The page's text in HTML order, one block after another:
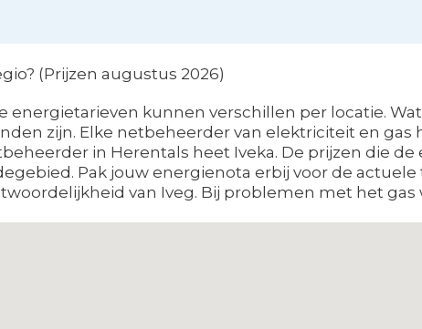
(Prijzen augustus 2026)
energietarieven kunnen verschillen per locatie.
zijn. Elke netbeheerder van elektriciteit en gas
in Herentals heet Iveka. De prijzen die
Pak jouw energienota erbij voor de
van Iveg. Bij problemen met het